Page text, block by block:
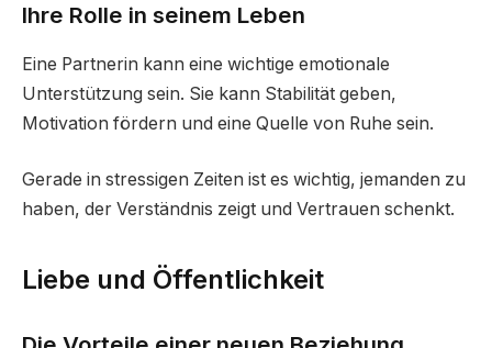
Ihre Rolle in seinem Leben
Eine Partnerin kann eine wichtige emotionale
Unterstützung sein. Sie kann Stabilität geben,
Motivation fördern und eine Quelle von Ruhe sein.
Gerade in stressigen Zeiten ist es wichtig, jemanden zu
haben, der Verständnis zeigt und Vertrauen schenkt.
Liebe und Öffentlichkeit